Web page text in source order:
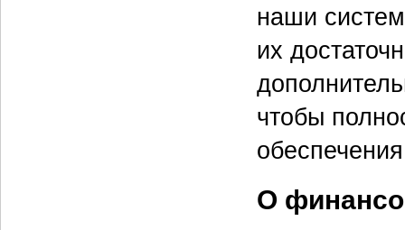
наши
их
чтобы
О